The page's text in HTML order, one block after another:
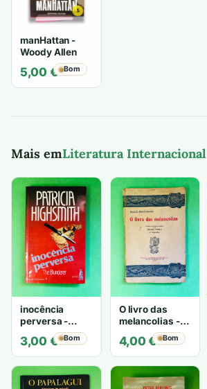
manHattan -
Woody Allen
5,00 € Bom
Mais emLiteratura Internacional
inocência
perversa -
PATRICIA
HIGHSMITH
3,00 € Bom
O livro das
melancolias -
Mantegazza
4,00€ Bom